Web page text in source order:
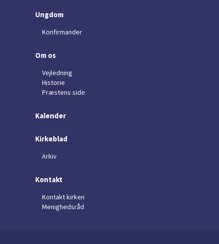
Ungdom
Konfirmander
Om os
Vejledning
Historie
Præstens side
Kalender
Kirkeblad
Arkiv
Kontakt
Kontakt kirken
Menighedsråd